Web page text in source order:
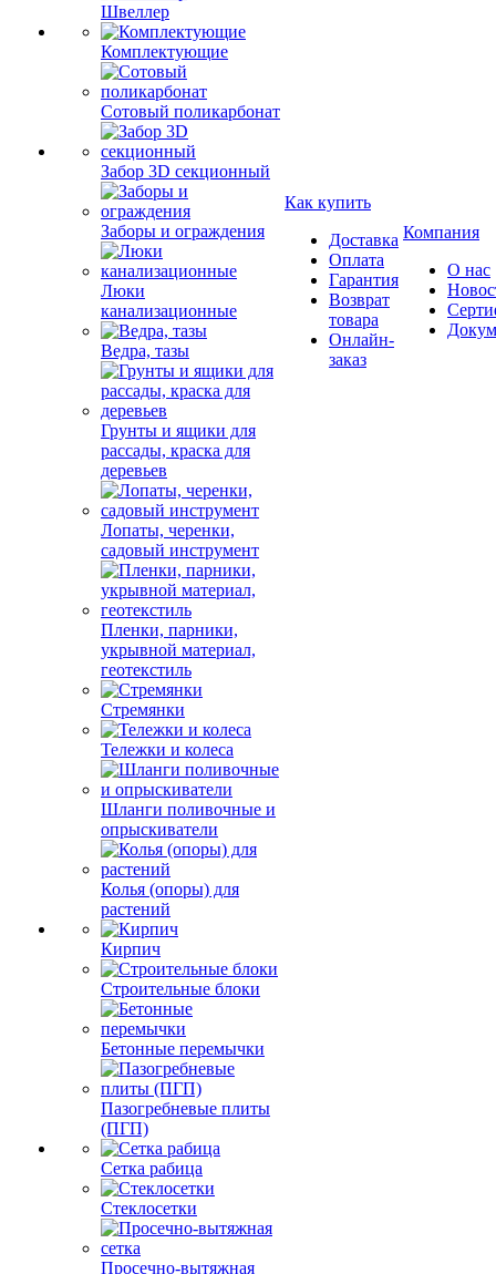
Швеллер
Комплектующие
Сотовый поликарбонат
Забор 3D секционный
Заборы и ограждения
Люки
канализационные
Ведра, тазы
Грунты и ящики для
рассады, краска для
деревьев
Лопаты, черенки,
садовый инструмент
Пленки, парники,
укрывной материал,
геотекстиль
Стремянки
Тележки и колеса
Шланги поливочные и
опрыскиватели
Колья (опоры) для
растений
Кирпич
Строительные блоки
Бетонные перемычки
Пазогребневые плиты
(ПГП)
Сетка рабица
Стеклосетки
Просечно-вытяжная
Как купить
Доставка
Оплата
Гарантия
Возврат
товара
Онлайн-
заказ
Компания
О нас